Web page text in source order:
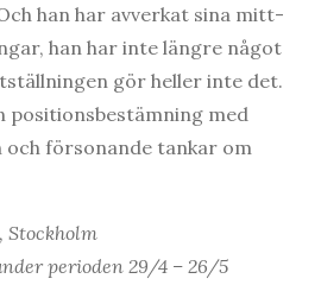
han har avverkat sina mitt-
han har inte längre något
gör heller inte det.
positionsbestämning med
och försonande tankar om
Stockholm
perioden 29/4 – 26/5